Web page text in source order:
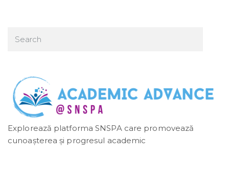
Explorează platforma SNSPA care promovează
cunoașterea și progresul academic